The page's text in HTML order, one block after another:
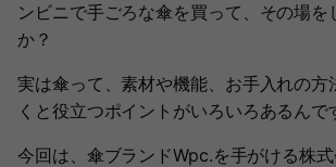
ンビニで手ごろな傘を買って、その場を
か？
実は傘って、素材や機能、お手入れの方
くと役立つポイントがいろいろあるんで
今回は、傘ブランドWpc.を手がける株